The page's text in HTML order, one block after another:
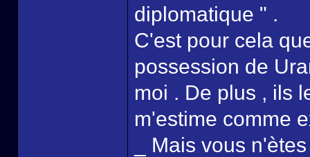
diplomatique " .
C'est pour cela
possession de
moi . De plus , ils
m'estime comme
_ Mais vous